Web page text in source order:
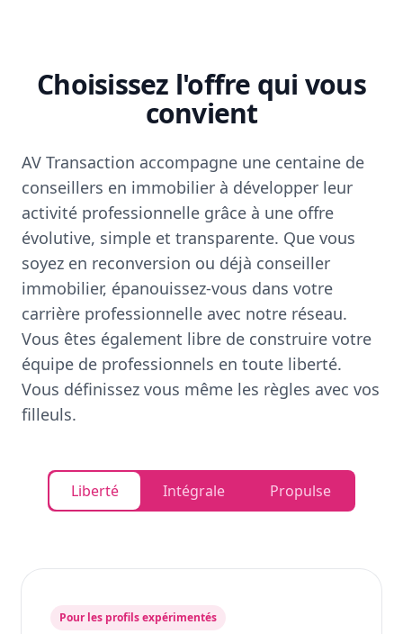
Choisissez l'offre qui vous
convient
AV Transaction accompagne une centaine de
conseillers en immobilier à développer leur
activité professionnelle grâce à une offre
évolutive, simple et transparente. Que vous
soyez en reconversion ou déjà conseiller
immobilier, épanouissez-vous dans votre
carrière professionnelle avec notre réseau.
Vous êtes également libre de construire votre
équipe de professionnels en toute liberté.
Vous définissez vous même les règles avec vos
filleuls.
Liberté Intégrale Propulse
Pour les profils expérimentés